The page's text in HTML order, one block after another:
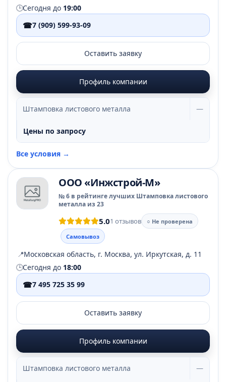
🕒Сегодня до 19:00
☎7 (909) 599-93-09
Оставить заявку
Профиль компании
Штамповка листового металла —
Цены по запросу
Все условия →
ООО «Инжстрой-М»
№ 6 в рейтинге лучших Штамповка листового
металла из 23
5.01 отзывов
○ Не проверена
Самовывоз
📍Московская область, г. Москва, ул. Иркутская, д. 11
🕒Сегодня до 18:00
☎7 495 725 35 99
Оставить заявку
Профиль компании
Штамповка листового металла —